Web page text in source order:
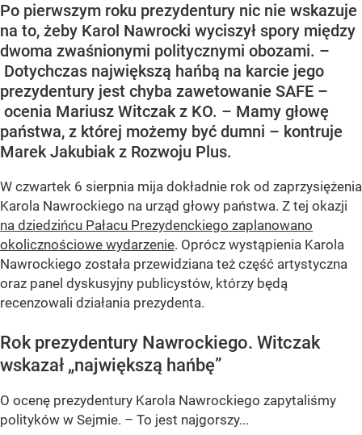
Po pierwszym roku prezydentury nic nie wskazuje
na to, żeby Karol Nawrocki wyciszył spory między
dwoma zwaśnionymi politycznymi obozami. –
Dotychczas największą hańbą na karcie jego
prezydentury jest chyba zawetowanie SAFE –
ocenia Mariusz Witczak z KO. – Mamy głowę
państwa, z której możemy być dumni – kontruje
Marek Jakubiak z Rozwoju Plus.
W czwartek 6 sierpnia mija dokładnie rok od zaprzysiężenia
Karola Nawrockiego na urząd głowy państwa. Z tej okazji
na dziedzińcu Pałacu Prezydenckiego zaplanowano
okolicznościowe wydarzenie. Oprócz wystąpienia Karola
Nawrockiego została przewidziana też część artystyczna
oraz panel dyskusyjny publicystów, którzy będą
recenzowali działania prezydenta.
Rok prezydentury Nawrockiego. Witczak
wskazał „największą hańbę”
O ocenę prezydentury Karola Nawrockiego zapytaliśmy
polityków w Sejmie. – To jest najgorszy...